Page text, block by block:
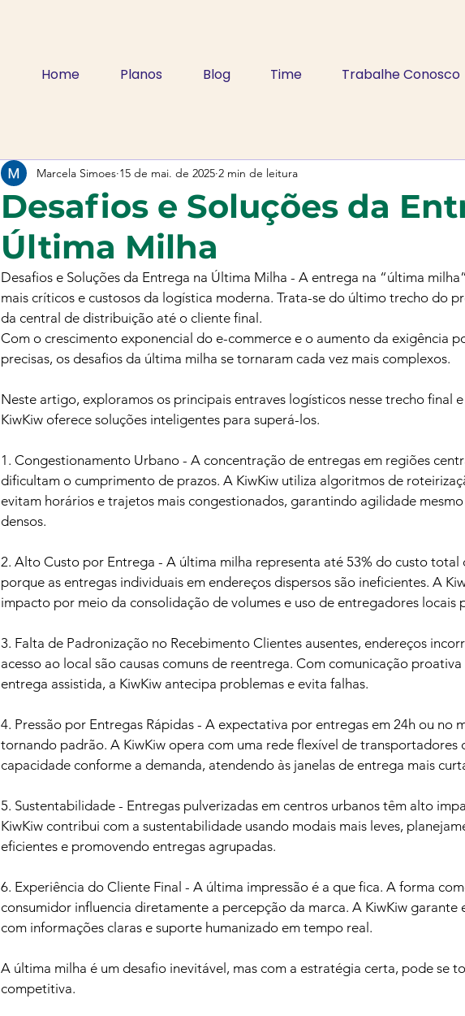
Home Planos Blog Time Trabalhe Conosco
Desafios e Soluções da
Última Milha
Marcela Simoes 15 de mai. de 2025 2 min de leitura
Desafios e Soluções da Entrega na Última Milha - A entrega na “última
mais críticos e custosos da logística moderna. Trata-se do último trecho do
da central de distribuição até o cliente final.
Com o crescimento exponencial do e-commerce e o aumento da exigência
precisas, os desafios da última milha se tornaram cada vez mais complexos.
Neste artigo, exploramos os principais entraves logísticos nesse trecho final
KiwKiw oferece soluções inteligentes para superá-los.
1. Congestionamento Urbano - A concentração de entregas em regiões
dificultam o cumprimento de prazos. A KiwKiw utiliza algoritmos de
evitam horários e trajetos mais congestionados, garantindo agilidade
densos.
2. Alto Custo por Entrega - A última milha representa até 53% do custo total
porque as entregas individuais em endereços dispersos são ineficientes. A
impacto por meio da consolidação de volumes e uso de entregadores locais
3. Falta de Padronização no Recebimento Clientes ausentes, endereços
acesso ao local são causas comuns de reentrega. Com comunicação
entrega assistida, a KiwKiw antecipa problemas e evita falhas.
4. Pressão por Entregas Rápidas - A expectativa por entregas em 24h ou no
tornando padrão. A KiwKiw opera com uma rede flexível de transportadores
capacidade conforme a demanda, atendendo às janelas de entrega mais
5. Sustentabilidade - Entregas pulverizadas em centros urbanos têm alto
KiwKiw contribui com a sustentabilidade usando modais mais leves,
eficientes e promovendo entregas agrupadas.
6. Experiência do Cliente Final - A última impressão é a que fica. A forma
consumidor influencia diretamente a percepção da marca. A KiwKiw garante
com informações claras e suporte humanizado em tempo real.
A última milha é um desafio inevitável, mas com a estratégia certa, pode se
competitiva.